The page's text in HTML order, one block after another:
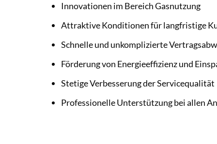
Innovationen im Bereich Gasnutzung
Attraktive Konditionen für langfristige
Schnelle und unkomplizierte
Förderung von Energieeffizienz und
Stetige Verbesserung der Servicequalität
Professionelle Unterstützung bei allen